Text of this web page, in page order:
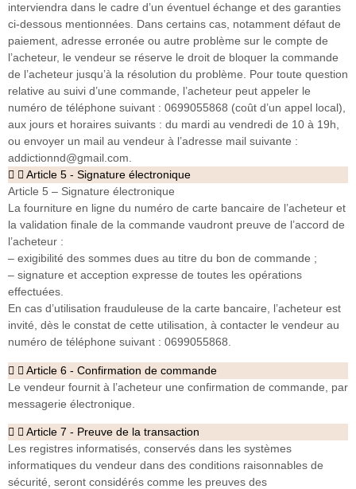
interviendra dans le cadre d’un éventuel échange et des garanties
ci-dessous mentionnées. Dans certains cas, notamment défaut de
paiement, adresse erronée ou autre problème sur le compte de
l’acheteur, le vendeur se réserve le droit de bloquer la commande
de l’acheteur jusqu’à la résolution du problème. Pour toute question
relative au suivi d’une commande, l’acheteur peut appeler le
numéro de téléphone suivant : 0699055868 (coût d’un appel local),
aux jours et horaires suivants : du mardi au vendredi de 10 à 19h,
ou envoyer un mail au vendeur à l’adresse mail suivante :
addictionnd@gmail.com.
Article 5 - Signature électronique
Article 5 – Signature électronique
La fourniture en ligne du numéro de carte bancaire de l’acheteur et
la validation finale de la commande vaudront preuve de l’accord de
l’acheteur :
– exigibilité des sommes dues au titre du bon de commande ;
– signature et acception expresse de toutes les opérations
effectuées.
En cas d’utilisation frauduleuse de la carte bancaire, l’acheteur est
invité, dès le constat de cette utilisation, à contacter le vendeur au
numéro de téléphone suivant : 0699055868.
Article 6 - Confirmation de commande
Le vendeur fournit à l’acheteur une confirmation de commande, par
messagerie électronique.
Article 7 - Preuve de la transaction
Les registres informatisés, conservés dans les systèmes
informatiques du vendeur dans des conditions raisonnables de
sécurité, seront considérés comme les preuves des